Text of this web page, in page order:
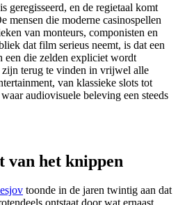
geregisseerd, en de regietaal komt
mensen die moderne casinospellen
van monteurs, componisten en
dat film serieus neemt, is dat een
die zelden expliciet wordt
terug te vinden in vrijwel alle
van klassieke slots tot
waar audiovisuele beleving een steeds
van het knippen
toonde in de jaren twintig aan dat